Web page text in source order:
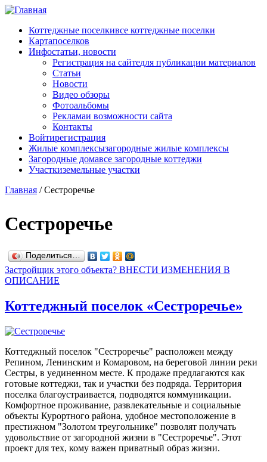
Перейти к основному содержанию
Коттеджные поселкивсе коттеджные поселки
Картапоселков
Инфостатьи, новости
Регистрация на сайтедля публикации материалов
Статьи
Новости
Видео обзоры
Фотоальбомы
Рекламаи возможности сайта
Контакты
Войтирегистрация
Жилые комплексызагородные жилые комплексы
Загородные домавсе загородные коттеджи
Участкиземельные участки
Главная /Сестроречье
Сестроречье
Поделиться…
Застройщик этого объекта? ВНЕСТИ ИЗМЕНЕНИЯ В
ОПИСАНИЕ
Коттеджный поселок «Сестроречье»
Коттеджный поселок "Сестроречье" расположен между
Репином, Ленинским и Комаровом, на береговой линии реки
Сестры, в уединенном месте. К продаже предлагаются как
готовые коттеджи, так и участки без подряда. Территория
поселка благоустраивается, подводятся коммуникации.
Комфортное проживание, развлекательные и социальные
объекты Курортного района, удобное местоположение в
престижном "Золотом треугольнике" позволят получать
удовольствие от загородной жизни в "Сестроречье". Этот
проект для тех, кому важен приватный образ жизни.